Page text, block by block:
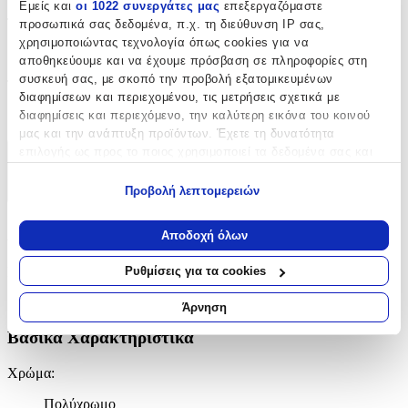
Εμείς και οι 1022 συνεργάτες μας επεξεργαζόμαστε
προσωπικά σας δεδομένα, π.χ. τη διεύθυνση IP σας,
χρησιμοποιώντας τεχνολογία όπως cookies για να
αποθηκεύουμε και να έχουμε πρόσβαση σε πληροφορίες στη
συσκευή σας, με σκοπό την προβολή εξατομικευμένων
διαφημίσεων και περιεχομένου, τις μετρήσεις σχετικά με
διαφημίσεις και περιεχόμενο, την καλύτερη εικόνα του κοινού
μας και την ανάπτυξη προϊόντων. Έχετε τη δυνατότητα
Να συλλέξουμε πληροφορίες σχετικά με τη γεωγραφική
σας τοποθεσία, οι οποίες μπορεί να είναι ακριβείς σε
απόσταση μερικών μέτρων
Να αναγνωρίσουμε τη συσκευή σας σαρώνοντας ενεργά
για συγκεκριμένα χαρακτηριστικά (δακτυλικό αποτύπωμα)
Μάθετε περισσότερα σχετικά με τον τρόπο επεξεργασίας των
προσωπικών σας δεδομένων και καθορίστε τις προτιμήσεις σας
ανακαλέσετε τη συγκατάθεσή σας ανά πάσα στιγμή από τη
Προβολή λεπτομερειών
Αποδοχή όλων
Ρυθμίσεις για τα cookies
Άρνηση
Τύπος:
Πλάτης
Τάξη:
Νηπιαγωγείου
Χαρακτηριστικά
Χαρακτηριστικά
Βασικά Χαρακτηριστικά
Χρώμα:
Πολύχρωμο